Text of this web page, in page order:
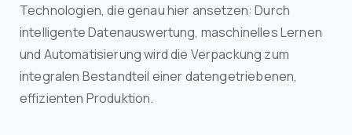
Technologien, die genau hier ansetzen: Durch
intelligente Datenauswertung, maschinelles Lernen
und Automatisierung wird die Verpackung zum
integralen Bestandteil einer datengetriebenen,
effizienten Produktion.